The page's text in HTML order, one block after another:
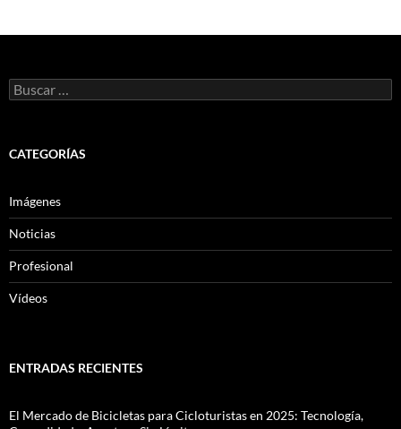
Buscar:
CATEGORÍAS
Imágenes
Noticias
Profesional
Vídeos
ENTRADAS RECIENTES
El Mercado de Bicicletas para Cicloturistas en 2025: Tecnología,